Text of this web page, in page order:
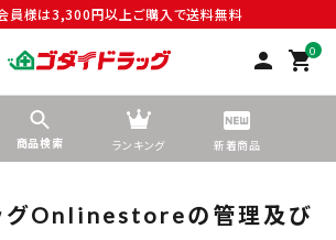
員様は3,300円以上ご購入で送料無料
person 0
shopping_cart
商品検索 ランキング 新着商品
グOnlinestoreの管理及び